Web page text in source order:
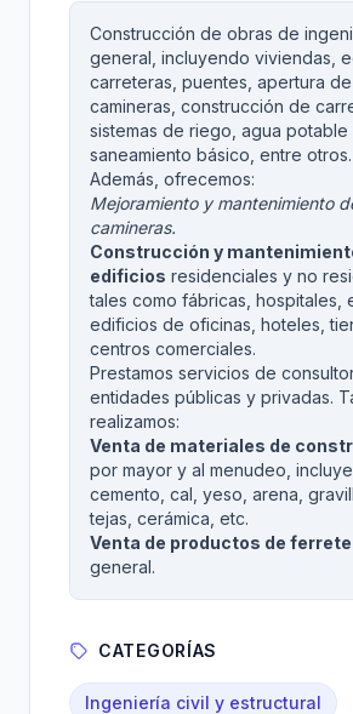
Construcción de obras de
general, incluyendo viviendas,
carreteras, puentes, apertura
camineras, construcción de
sistemas de riego, agua potable
saneamiento básico, entre otros.
Además, ofrecemos:
Mejoramiento y mantenimiento
camineras.
Construcción y
edificios residenciales y no
tales como fábricas, hospitales,
edificios de oficinas, hoteles,
centros comerciales.
Prestamos servicios de
entidades públicas y privadas.
realizamos:
Venta de materiales de
por mayor y al menudeo,
cemento, cal, yeso, arena,
tejas, cerámica, etc.
Venta de productos de
general.
CATEGORÍAS
Ingeniería civil y estructural